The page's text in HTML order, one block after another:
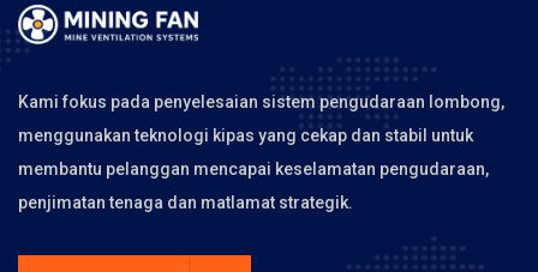
Kami fokus pada penyelesaian sistem pengudaraan lombong,
menggunakan teknologi kipas yang cekap dan stabil untuk
membantu pelanggan mencapai keselamatan pengudaraan,
penjimatan tenaga dan matlamat strategik.